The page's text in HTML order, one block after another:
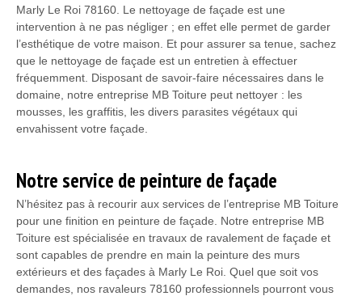
Marly Le Roi 78160. Le nettoyage de façade est une
intervention à ne pas négliger ; en effet elle permet de garder
l’esthétique de votre maison. Et pour assurer sa tenue, sachez
que le nettoyage de façade est un entretien à effectuer
fréquemment. Disposant de savoir-faire nécessaires dans le
domaine, notre entreprise MB Toiture peut nettoyer : les
mousses, les graffitis, les divers parasites végétaux qui
envahissent votre façade.
Notre service de peinture de façade
N’hésitez pas à recourir aux services de l’entreprise MB Toiture
pour une finition en peinture de façade. Notre entreprise MB
Toiture est spécialisée en travaux de ravalement de façade et
sont capables de prendre en main la peinture des murs
extérieurs et des façades à Marly Le Roi. Quel que soit vos
demandes, nos ravaleurs 78160 professionnels pourront vous